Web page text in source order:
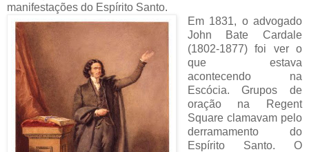
manifestações do Espírito Santo.
Em 1831, o advogado
John Bate Cardale
(1802-1877) foi ver o
que estava
acontecendo na
Escócia. Grupos de
oração na Regent
Square clamavam pelo
derramamento do
Espírito Santo. O